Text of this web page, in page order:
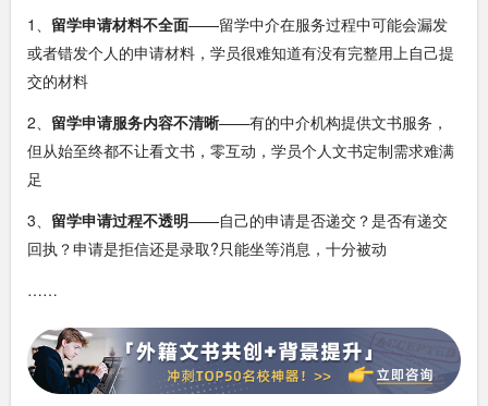
1、 留学申请材料不全面——留学中介在服务过程中可能会漏发
或者错发个人的申请材料，学员很难知道有没有完整用上自己提
交的材料
2、 留学申请服务内容不清晰——有的中介机构提供文书服务，
但从始至终都不让看文书，零互动，学员个人文书定制需求难满
足
3、 留学申请过程不透明——自己的申请是否递交？是否有递交
回执？申请是拒信还是录取?只能坐等消息，十分被动
……